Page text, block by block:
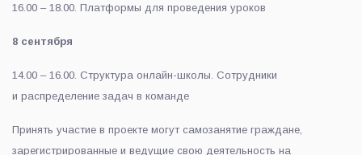
16.00 – 18.00. Платформы для проведения уроков
8 сентября
14.00 – 16.00. Структура онлайн-школы. Сотрудники
и распределение задач в команде
Принять участие в проекте могут самозанятие граждане,
зарегистрированные и ведущие свою деятельность на